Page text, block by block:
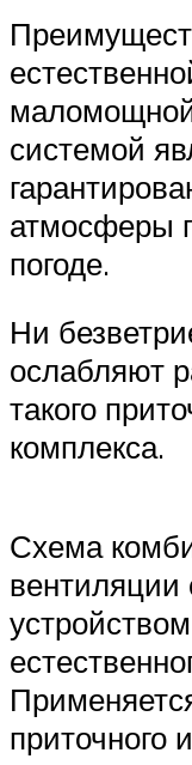
системой
атмосферы
погоде.
Ни
ослабляют
такого
комплекса.
Схема
вентиляции
приточного